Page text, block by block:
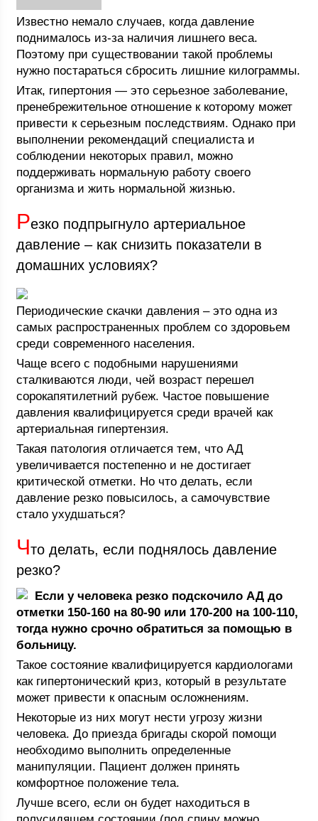
Известно немало случаев, когда давление
поднималось из-за наличия лишнего веса.
Поэтому при существовании такой проблемы
нужно постараться сбросить лишние килограммы.
Итак, гипертония — это серьезное заболевание,
пренебрежительное отношение к которому может
привести к серьезным последствиям. Однако при
выполнении рекомендаций специалиста и
соблюдении некоторых правил, можно
поддерживать нормальную работу своего
организма и жить нормальной жизнью.
Резко подпрыгнуло артериальное
давление – как снизить показатели в
домашних условиях?
Периодические скачки давления – это одна из
самых распространенных проблем со здоровьем
среди современного населения.
Чаще всего с подобными нарушениями
сталкиваются люди, чей возраст перешел
сорокапятилетний рубеж. Частое повышение
давления квалифицируется среди врачей как
артериальная гипертензия.
Такая патология отличается тем, что АД
увеличивается постепенно и не достигает
критической отметки. Но что делать, если
давление резко повысилось, а самочувствие
стало ухудшаться?
Что делать, если поднялось давление
резко?
Если у человека резко подскочило АД до
отметки 150-160 на 80-90 или 170-200 на 100-110,
тогда нужно срочно обратиться за помощью в
больницу.
Такое состояние квалифицируется кардиологами
как гипертонический криз, который в результате
может привести к опасным осложнениям.
Некоторые из них могут нести угрозу жизни
человека. До приезда бригады скорой помощи
необходимо выполнить определенные
манипуляции. Пациент должен принять
комфортное положение тела.
Лучше всего, если он будет находиться в